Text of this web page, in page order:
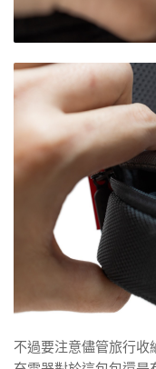
不過要注意儘管旅行收